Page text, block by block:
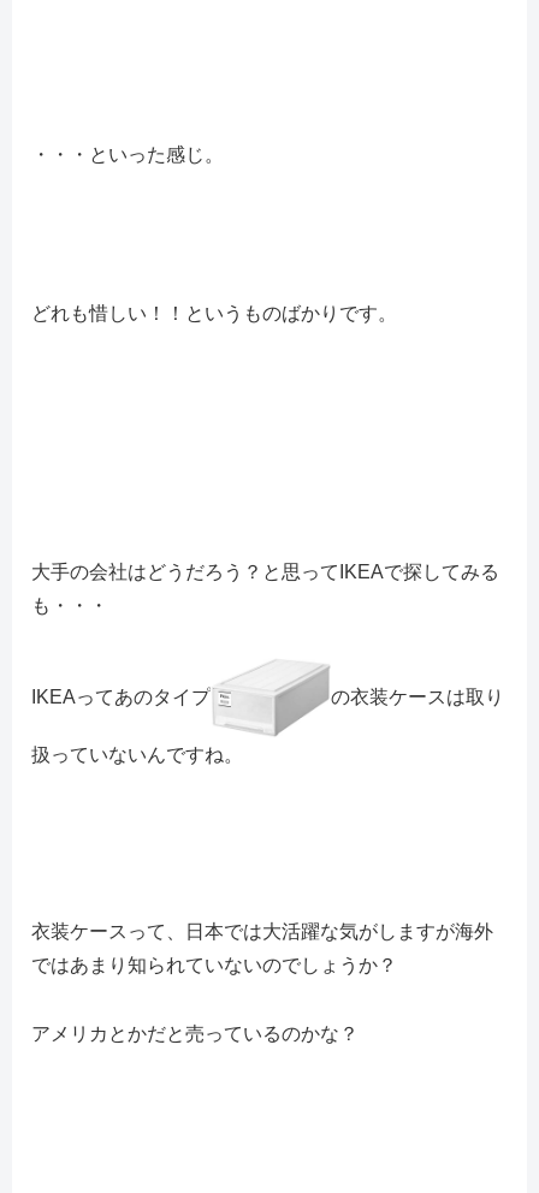
・・・といった感じ。
どれも惜しい！！というものばかりです。
大手の会社はどうだろう？と思ってIKEAで探してみる
も・・・
IKEAってあのタイプ の衣装ケースは取り
扱っていないんですね。
衣装ケースって、日本では大活躍な気がしますが海外
ではあまり知られていないのでしょうか？
アメリカとかだと売っているのかな？